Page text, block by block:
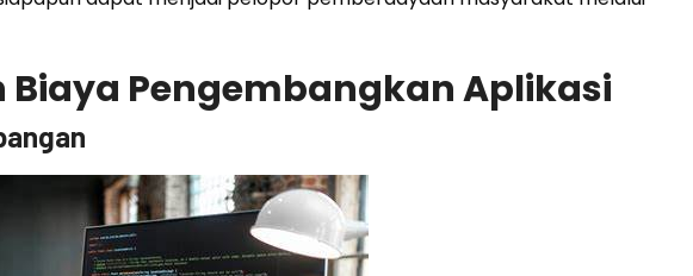
Biaya Pengembangkan Aplikasi